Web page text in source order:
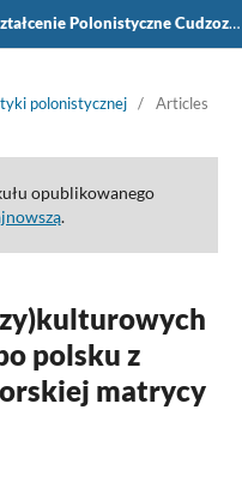
Acta Universitatis Lodziensis. Kształcenie Polonistyczne Cudzoziemców
polonistycznej / Articles
opublikowanego
.
polsku z
matrycy